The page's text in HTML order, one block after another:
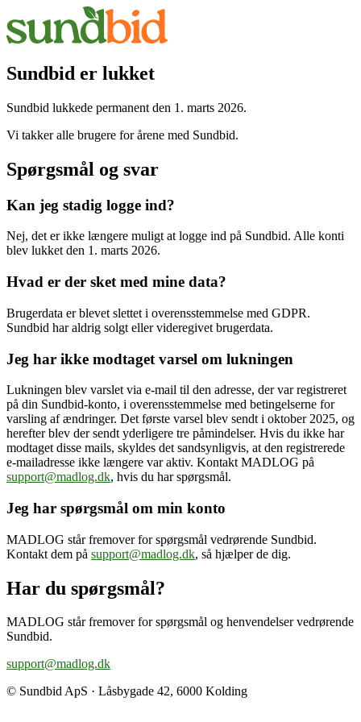
Sundbid er lukket
Sundbid lukkede permanent den 1. marts 2026.
Vi takker alle brugere for årene med Sundbid.
Spørgsmål og svar
Kan jeg stadig logge ind?
Nej, det er ikke længere muligt at logge ind på Sundbid. Alle konti
blev lukket den 1. marts 2026.
Hvad er der sket med mine data?
Brugerdata er blevet slettet i overensstemmelse med GDPR.
Sundbid har aldrig solgt eller videregivet brugerdata.
Jeg har ikke modtaget varsel om lukningen
Lukningen blev varslet via e-mail til den adresse, der var registreret
på din Sundbid-konto, i overensstemmelse med betingelserne for
varsling af ændringer. Det første varsel blev sendt i oktober 2025, og
herefter blev der sendt yderligere tre påmindelser. Hvis du ikke har
modtaget disse mails, skyldes det sandsynligvis, at den registrerede
e-mailadresse ikke længere var aktiv. Kontakt MADLOG på
support@madlog.dk, hvis du har spørgsmål.
Jeg har spørgsmål om min konto
MADLOG står fremover for spørgsmål vedrørende Sundbid.
Kontakt dem på support@madlog.dk, så hjælper de dig.
Har du spørgsmål?
MADLOG står fremover for spørgsmål og henvendelser vedrørende
Sundbid.
support@madlog.dk
© Sundbid ApS · Låsbygade 42, 6000 Kolding